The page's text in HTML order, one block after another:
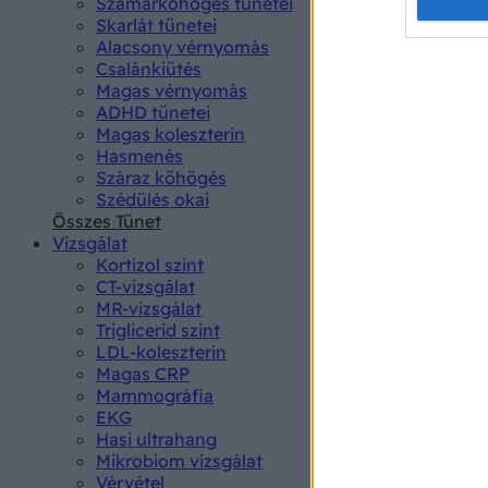
Skarlát tünetei
Alacsony vérnyomás
Csalánkiütés
Magas vérnyomás
ADHD tünetei
Magas koleszterin
Hasmenés
Száraz köhögés
Szédülés okai
Összes Tünet
Vizsgálat
Kortizol szint
CT-vizsgálat
MR-vizsgálat
Triglicerid szint
LDL-koleszterin
Magas CRP
Mammográfia
EKG
Hasi ultrahang
Mikrobiom vizsgálat
Vérvétel